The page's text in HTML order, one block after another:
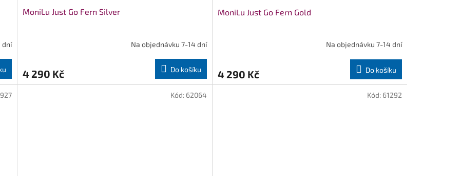
dní
MoniLu Just Go Fern Silver
Na objednávku 7-14 dní
4 290 Kč Do košíku
MoniLu Just Go Fern Gold
Na objednávku 7-14 dní
4 290 Kč Do košíku
Kód: 62064 Kód: 61292